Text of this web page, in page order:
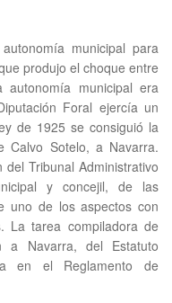
municipal para
produjo el choque entre
municipal era
Foral ejercía un
de 1925 se consiguió la
Calvo Sotelo, a Navarra.
Tribunal Administrativo
y concejil, de las
uno de los aspectos con
La tarea compiladora de
a Navarra, del Estatuto
en el Reglamento de